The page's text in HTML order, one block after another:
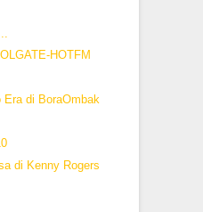
HOTFM
Era di BoraOmbak
di Kenny Rogers